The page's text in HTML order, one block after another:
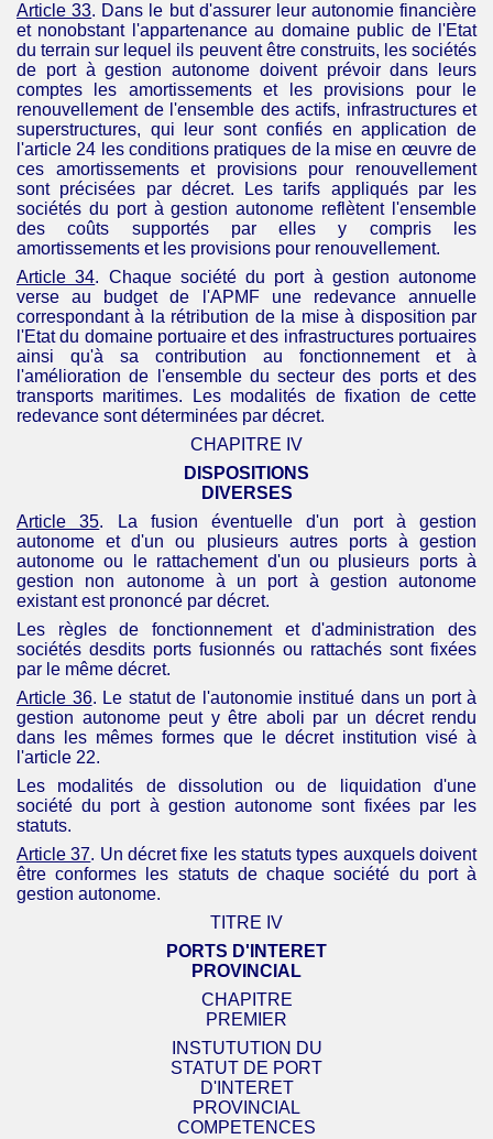
Article 33. Dans le but d'assurer leur autonomie financière
et nonobstant l'appartenance au domaine public de l'Etat
du terrain sur lequel ils peuvent être construits, les sociétés
de port à gestion autonome doivent prévoir dans leurs
comptes les amortissements et les provisions pour le
renouvellement de l'ensemble des actifs, infrastructures et
superstructures, qui leur sont confiés en application de
l'article 24 les conditions pratiques de la mise en œuvre de
ces amortissements et provisions pour renouvellement
sont précisées par décret. Les tarifs appliqués par les
sociétés du port à gestion autonome reflètent l'ensemble
des coûts supportés par elles y compris les
amortissements et les provisions pour renouvellement.
Article 34. Chaque société du port à gestion autonome
verse au budget de l'APMFune redevance annuelle
correspondant à la rétribution de la mise à disposition par
l'Etat du domaine portuaire et des infrastructures portuaires
ainsi qu'à sa contribution au fonctionnement et à
l'amélioration de l'ensemble du secteur des ports et des
transports maritimes. Les modalités de fixation de cette
redevance sont déterminées par décret.
CHAPITRE IV
DISPOSITIONS
DIVERSES
Article 35. La fusion éventuelle d'un port à gestion
autonome et d'un ou plusieurs autres ports à gestion
autonome ou le rattachement d'un ou plusieurs ports à
gestion non autonome à un port à gestion autonome
existant est prononcé par décret.
Les règles de fonctionnement et d'administration des
sociétés desdits ports fusionnés ou rattachés sont fixées
par le même décret.
Article 36. Le statut de l'autonomie institué dans un port à
gestion autonome peut y être aboli par un décret rendu
dans les mêmes formes que le décret institution visé à
l'article 22.
Les modalités de dissolution ou de liquidation d'une
société du port à gestion autonome sont fixées par les
statuts.
Article 37. Un décret fixe les statuts types auxquels doivent
être conformes les statuts de chaque société du port à
gestion autonome.
TITRE IV
PORTS D' INTERET
PROVINCIAL
CHAPITRE
PREMIER
INSTUTUTION DU
STATUT DE PORT
D'INTERET
PROVINCIAL
COMPETENCES